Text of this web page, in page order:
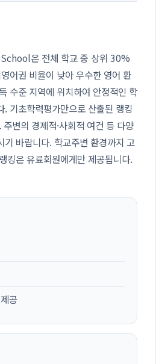
은 전체 학교 중 상위 30%
어권 비율이 낮아 우수한 영어 환
수준 지역에 위치하여 안정적인 학
. 기초학력평가만으로 산출된 랭킹
변의 경제적·사회적 여건 등 다양
기 바랍니다. 학교주변 환경까지 고
킹은 유료회원에게만 제공됩니다.
공